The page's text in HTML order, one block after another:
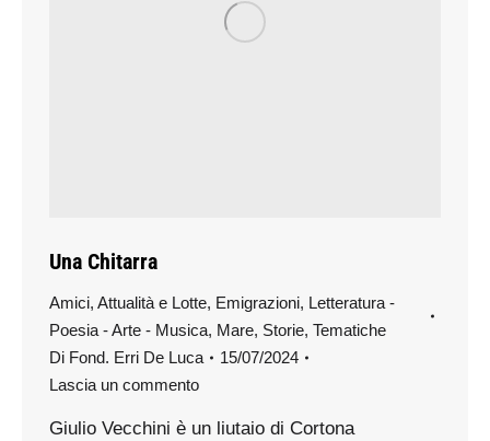
Una Chitarra
Amici, Attualità e Lotte, Emigrazioni, Letteratura -
Poesia - Arte - Musica, Mare, Storie, Tematiche
Di Fond. Erri De Luca
15/07/2024
Lascia un commento
Giulio Vecchini è un liutaio di Cortona